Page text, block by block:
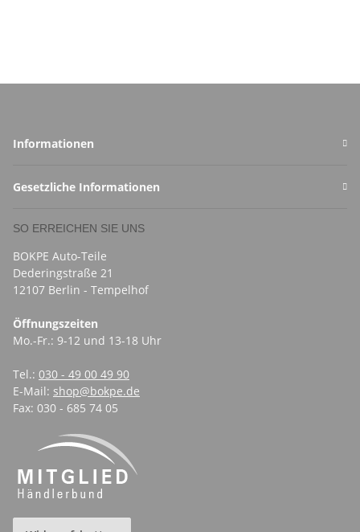
Informationen
Gesetzliche Informationen
SO ERREICHEN SIE UNS
BOKPE Auto-Teile
Dederingstraße 21
12107 Berlin - Tempelhof
Öffnungszeiten
Mo.-Fr.: 9-12 und 13-18 Uhr
Tel.: 030 - 49 00 49 90
E-Mail: shop@bokpe.de
Fax: 030 - 685 74 05